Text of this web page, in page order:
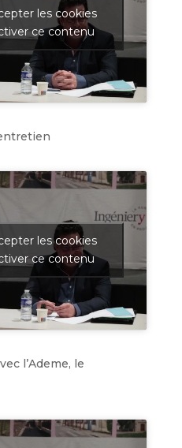
les cookies
ce contenu
les cookies
ce contenu
l’Ademe, le